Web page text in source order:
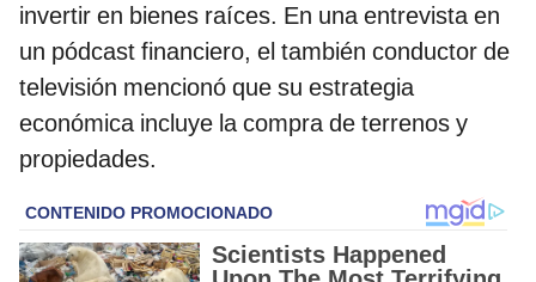
invertir en bienes raíces. En una entrevista en
un pódcast financiero, el también conductor de
televisión mencionó que su estrategia
económica incluye la compra de terrenos y
propiedades.